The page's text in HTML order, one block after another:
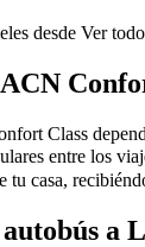
desde Ver
Class
entre los
tu casa,
a